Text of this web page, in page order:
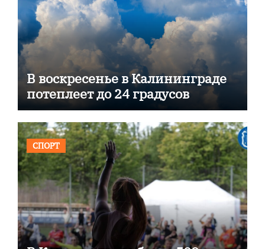
В воскресенье в Калининграде
потеплеет до 24 градусов
СПОРТ